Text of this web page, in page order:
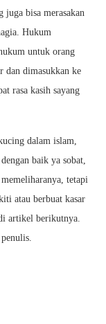
bisa merasakan
Hukum
untuk orang
dan dimasukkan ke
rasa kasih sayang
dalam islam,
baik ya sobat,
tetapi
atau berbuat kasar
artikel berikutnya.